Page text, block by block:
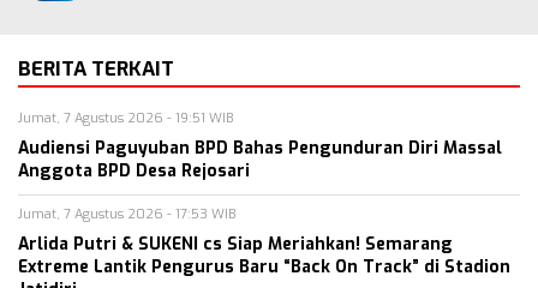
BERITA TERKAIT
Jumat, 7 Agustus 2026 - 19:51 WIB
Audiensi Paguyuban BPD Bahas Pengunduran Diri Massal
Anggota BPD Desa Rejosari
Jumat, 7 Agustus 2026 - 17:53 WIB
Arlida Putri & SUKENI cs Siap Meriahkan! Semarang
Extreme Lantik Pengurus Baru “Back On Track” di Stadion